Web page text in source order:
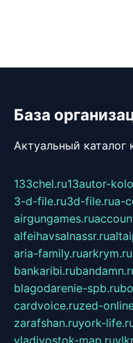
База
Актуальный
133chel.ru13autor-
3-d-file.ru3d-file.rua-
airgungames.ru
alfeihavsalnassr.ru
aria-family.ruarkrym.ru
bankaribi.ru
blagodarenie-spb.ru
cardvoice.ruzed-
zarafshan.ruyork-
vladivostok-map.ru